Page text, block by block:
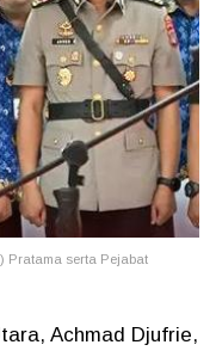
Pratama serta Pejabat
Achmad Djufrie,